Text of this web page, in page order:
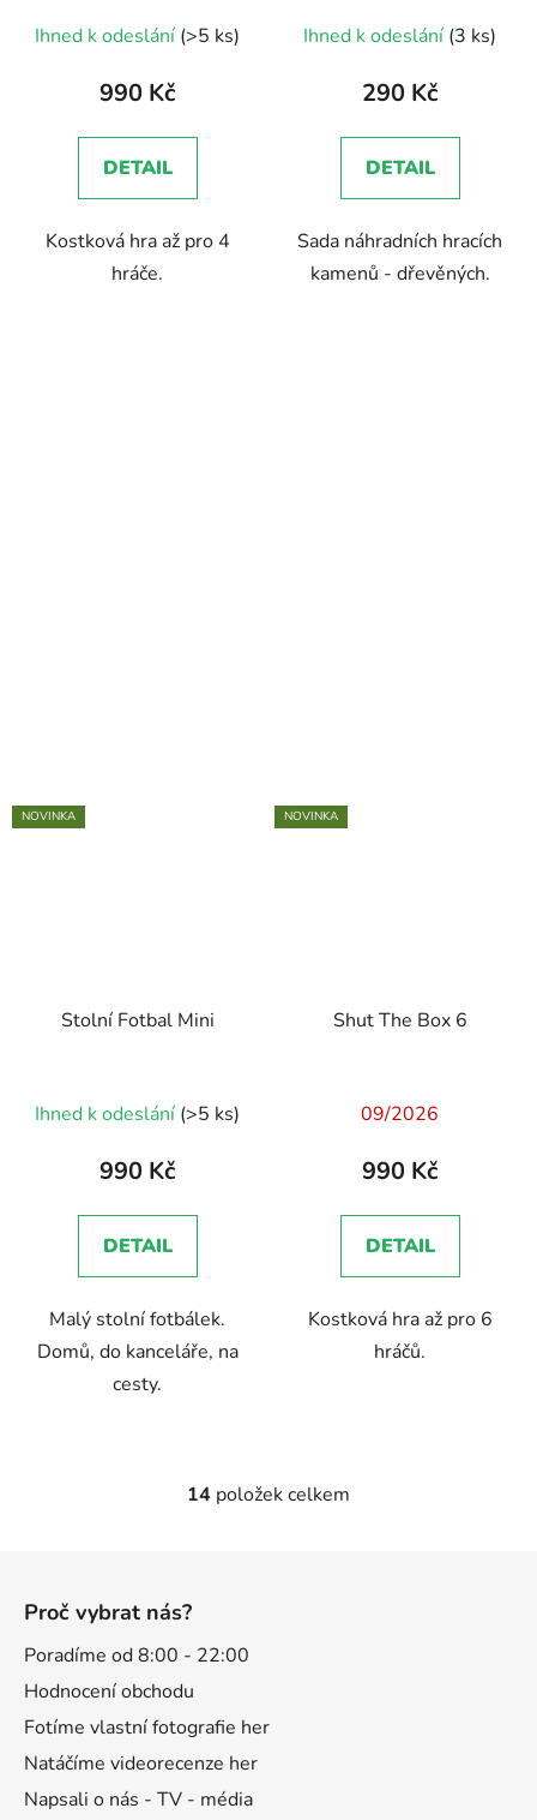
Ihned k odeslání (>5 ks)
990 Kč
DETAIL
Kostková hra až pro 4
hráče.
Ihned k odeslání (3 ks)
290 Kč
DETAIL
Sada náhradních hracích
kamenů - dřevěných.
NOVINKA
Stolní Fotbal Mini
Ihned k odeslání (>5 ks)
990 Kč
DETAIL
Malý stolní fotbálek.
Domů, do kanceláře, na
cesty.
NOVINKA
Shut The Box 6
09/2026
990 Kč
DETAIL
Kostková hra až pro 6
hráčů.
O
p
14 položek celkem
Proč vybrat nás?
Poradíme od 8:00 - 22:00
Hodnocení obchodu
Fotíme vlastní fotografie her
Natáčíme videorecenze her
Napsali o nás - TV - média